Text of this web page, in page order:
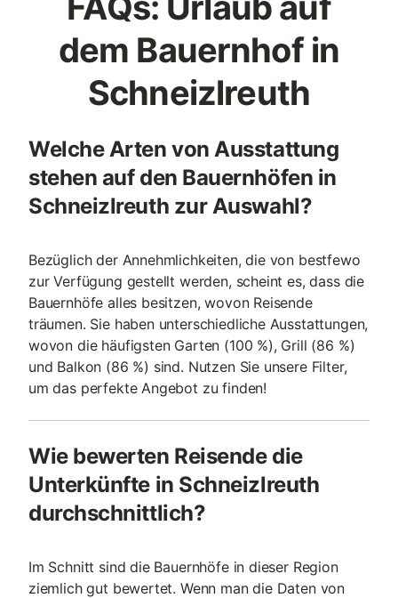
dem Bauernhof in
Schneizlreuth
Welche Arten von Ausstattung
stehen auf den Bauernhöfen in
Schneizlreuth zur Auswahl?
Bezüglich der Annehmlichkeiten, die von bestfewo
zur Verfügung gestellt werden, scheint es, dass die
Bauernhöfe alles besitzen, wovon Reisende
träumen. Sie haben unterschiedliche Ausstattungen,
wovon die häufigsten Garten (100 %), Grill (86 %)
und Balkon (86 %) sind. Nutzen Sie unsere Filter,
um das perfekte Angebot zu finden!
Wie bewerten Reisende die
Unterkünfte in Schneizlreuth
durchschnittlich?
Im Schnitt sind die Bauernhöfe in dieser Region
ziemlich gut bewertet. Wenn man die Daten von